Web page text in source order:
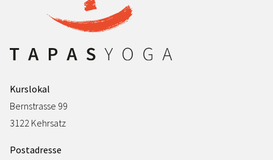
Kurslokal
Bernstrasse 99
3122 Kehrsatz
Postadresse